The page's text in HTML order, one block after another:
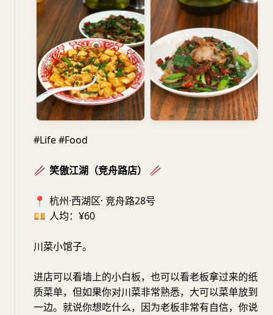
#Life #Food
🥢 笑傲江湖（竞舟路店） 🥢
📍 杭州·西湖区· 竞舟路28号
💴 人均：¥60
川菜小馆子。
进店可以看墙上的小白板，也可以看老板拿过来的纸
质菜单，但如果你对川菜非常熟悉，大可以菜单放到
一边。就说你想吃什么，因为老板非常有自信，你说